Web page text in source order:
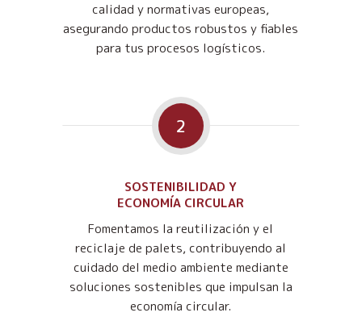
calidad y normativas europeas,
asegurando productos robustos y fiables
para tus procesos logísticos.
2
SOSTENIBILIDAD Y
ECONOMÍA CIRCULAR
Fomentamos la reutilización y el
reciclaje de palets, contribuyendo al
cuidado del medio ambiente mediante
soluciones sostenibles que impulsan la
economía circular.